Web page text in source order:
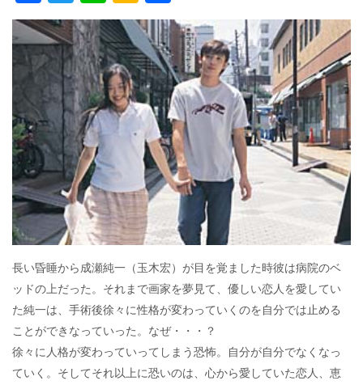
ac
e
b
o
o
k
w
itt
er
n
e
a
k
a
o
有
長い昏睡から成瀬純一（玉木宏）が目を覚ました時彼は病院のベ
ッドの上だった。それまで画家を夢見て、優しい恋人を愛してい
た純一は、手術後徐々に性格が変わっていくのを自分では止める
ことができなっていった。なぜ・・・？
徐々に人格が変わっていってしまう恐怖。自分が自分でなくなっ
ていく。そしてそれ以上に恐いのは、心から愛していた恋人、恵